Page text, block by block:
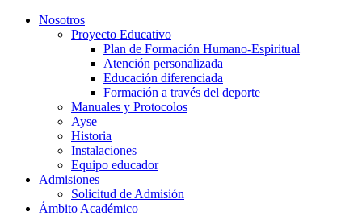
Nosotros
Proyecto Educativo
Plan de Formación Humano-Espiritual
Atención personalizada
Educación diferenciada
Formación a través del deporte
Manuales y Protocolos
Ayse
Historia
Instalaciones
Equipo educador
Admisiones
Solicitud de Admisión
Ámbito Académico